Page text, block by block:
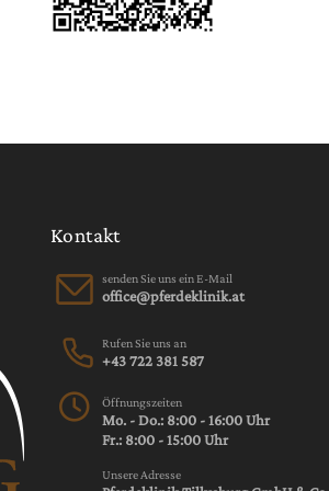
Kontakt
senden Sie uns ein E-Mail
Rufen Sie uns an
+43 722 381 587
Öffnungszeiten
Mo. - Do.: 8:00 - 16:00 Uhr
Fr.: 8:00 - 15:00 Uhr
Unsere Adresse